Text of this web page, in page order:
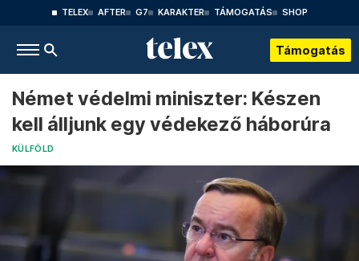
TELEX AFTER G7 KARAKTER TÁMOGATÁS SHOP
Támogatás
Német védelmi miniszter: Készen
kell álljunk egy védekező háborúra
KÜLFÖLD